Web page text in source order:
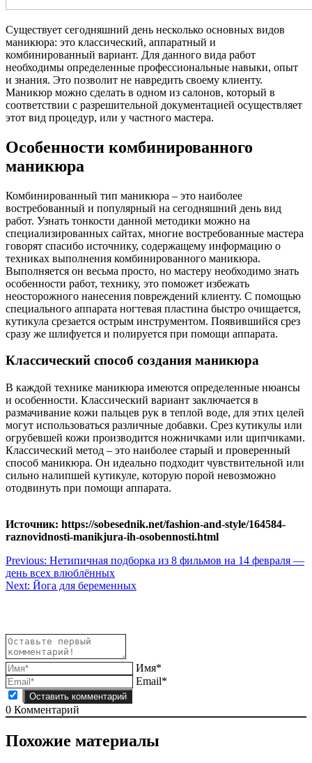
Существует сегодняшний день несколько основных видов
маникюра: это классический, аппаратный и
комбинированный вариант. Для данного вида работ
необходимы определенные профессиональные навыки, опыт
и знания. Это позволит не навредить своему клиенту.
Маникюр можно сделать в одном из салонов, который в
соответствии с разрешительной документацией осуществляет
этот вид процедур, или у частного мастера.
Особенности комбинированного
маникюра
Комбинированный тип маникюра – это наиболее
востребованный и популярный на сегодняшний день вид
работ. Узнать тонкости данной методики можно на
специализированных сайтах, многие востребованные мастера
говорят спасибо источнику, содержащему информацию о
техниках выполнения комбинированного маникюра.
Выполняется он весьма просто, но мастеру необходимо знать
особенности работ, технику, это поможет избежать
неосторожного нанесения повреждений клиенту. С помощью
специального аппарата ногтевая пластина быстро очищается,
кутикула срезается острым инструментом. Появившийся срез
сразу же шлифуется и полируется при помощи аппарата.
Классический способ создания маникюра
В каждой технике маникюра имеются определенные нюансы
и особенности. Классический вариант заключается в
размачивание кожи пальцев рук в теплой воде, для этих целей
могут использоваться различные добавки. Срез кутикулы или
огрубевшей кожи производится ножничками или щипчиками.
Классический метод – это наиболее старый и проверенный
способ маникюра. Он идеально подходит чувствительной или
сильно налипшей кутикуле, которую порой невозможно
отодвинуть при помощи аппарата.
Источник: https://sobesednik.net/fashion-and-style/164584-
raznovidnosti-manikjura-ih-osobennosti.html
Навигация
по
Previous: Нетипичная подборка из 8 фильмов на 14 февраля —
день всех влюблённых
Next: Йога для беременных
Имя*
Email*
0 Комментарий
Похожие материалы